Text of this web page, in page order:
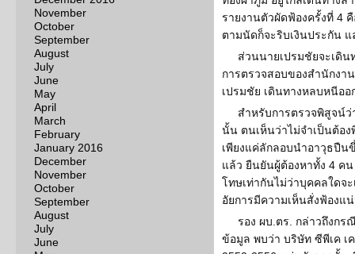
November
October
September
August
July
June
May
April
March
February
January 2016
December
November
October
September
August
July
June
รายงานตัวผัดฟ้องครั้งที่ 4
ตามนัดก็จะริบเงินประกัน
ส่วนนายเปรมชัยจะเดิ
การตรวจสอบของสำนักงา
เปรมชัย เดินทางหลบหนีออ
สำหรับการตรวจพิสูจน์
นั้น ตนเห็นว่าไม่จำเป็นต้อ
เพียงแค่ลักลอบนำอาวุธปื
แล้ว ยืนยันผู้ต้องหาทั้ง 4 ค
โทษเท่ากันไม่ว่าบุคคลใดจ
อัยการมีความเห็นสั่งฟ้องแ
รอง ผบ.ตร. กล่าวถึงกร
ข้อมูล พบว่า บริษัท ซีพีเค เ